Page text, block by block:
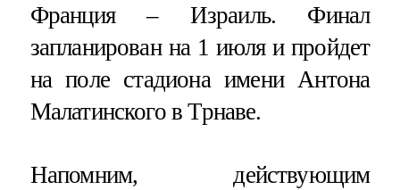
Франция – Израиль. Финал
запланирован на 1 июля и пройдет
на поле стадиона имени Антона
Малатинского в Трнаве.
Напомним, действующим